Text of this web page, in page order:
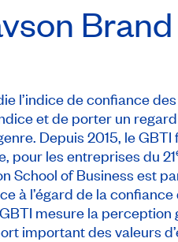
l’indice de confiance
et de porter un
Depuis 2015, le
pour les entreprises du 21
School of Business est
l’égard de la
mesure la
important des valeurs